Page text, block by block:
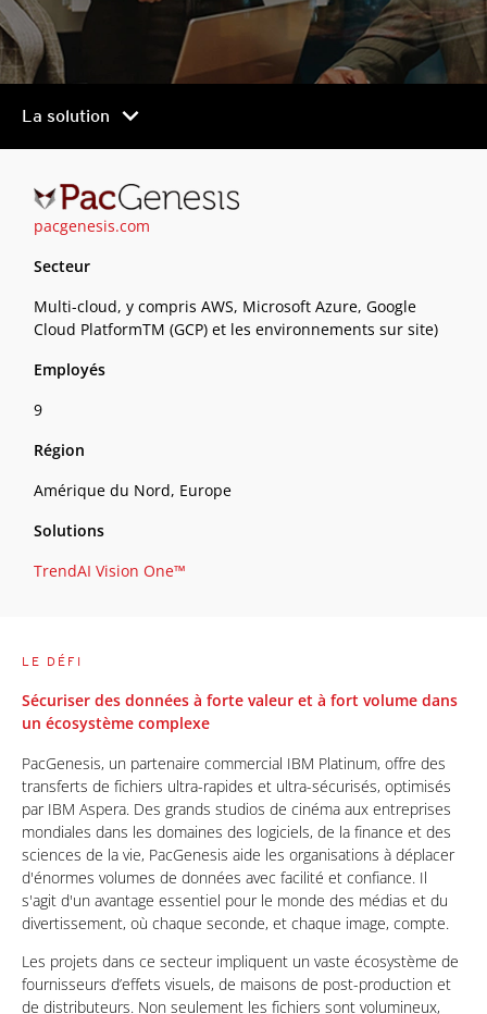
La solution chevron_right
pacgenesis.com
Secteur
Multi-cloud, y compris AWS, Microsoft Azure, Google
Cloud PlatformTM (GCP) et les environnements sur site)
Employés
9
Région
Amérique du Nord, Europe
Solutions
TrendAI Vision One™
LE DÉFI
Sécuriser des données à forte valeur et à fort volume dans
un écosystème complexe
PacGenesis, un partenaire commercial IBM Platinum, offre des
transferts de fichiers ultra-rapides et ultra-sécurisés, optimisés
par IBM Aspera. Des grands studios de cinéma aux entreprises
mondiales dans les domaines des logiciels, de la finance et des
sciences de la vie, PacGenesis aide les organisations à déplacer
d'énormes volumes de données avec facilité et confiance. Il
s'agit d'un avantage essentiel pour le monde des médias et du
divertissement, où chaque seconde, et chaque image, compte.
Les projets dans ce secteur impliquent un vaste écosystème de
fournisseurs d’effets visuels, de maisons de post-production et
de distributeurs. Non seulement les fichiers sont volumineux,